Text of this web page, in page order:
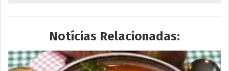
Notícias Relacionadas: